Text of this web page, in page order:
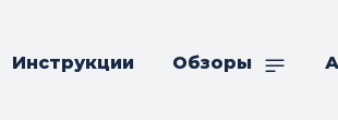
Инструкции Обзоры